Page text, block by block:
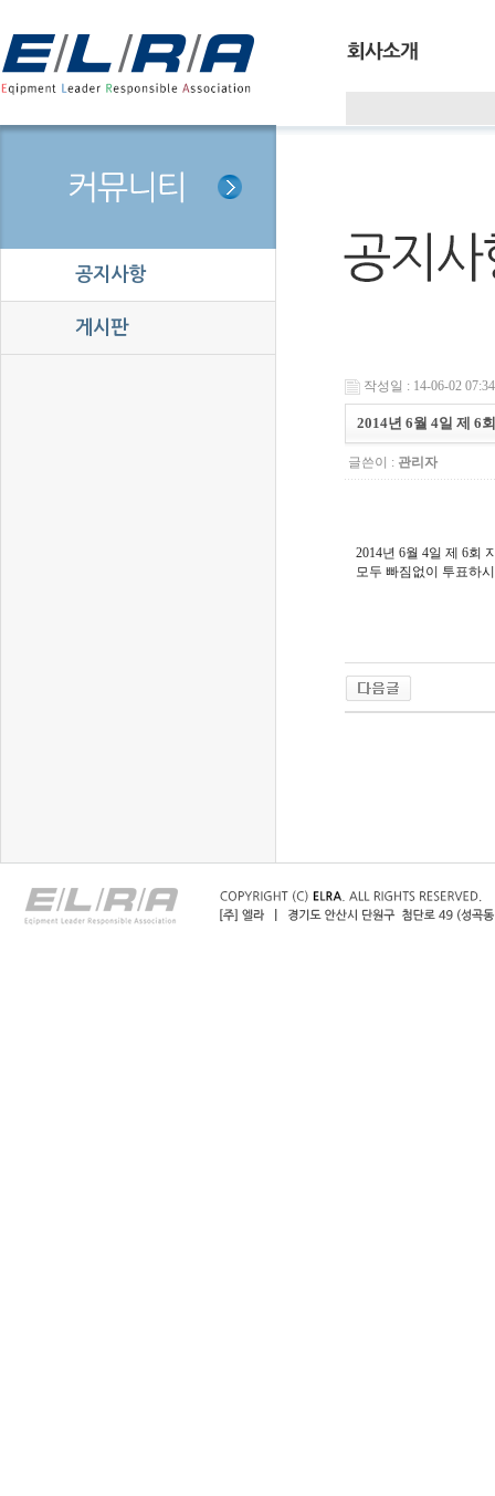
공지사항
게시판
작성일 : 14-06-02 07:34
2014년 6월 4일 제 6
글쓴이 : 관리자
2014년 6월 4일 제 6회
모두 빠짐없이 투표하